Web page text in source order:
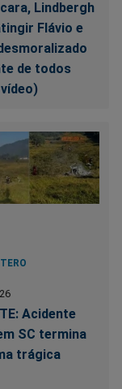
Lindbergh
Flávio e
de todos
Acidente
SC termina
trágica